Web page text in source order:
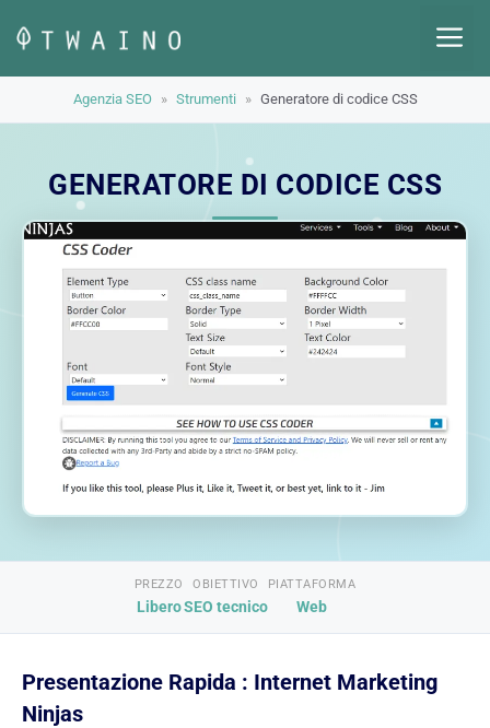
contenuto
Agenzia SEO » Strumenti » Generatore di codice CSS
GENERATORE DI CODICE CSS
PREZZO
Libero
OBIETTIVO
SEO tecnico
PIATTAFORMA
Web
Presentazione Rapida : Internet Marketing
Ninjas